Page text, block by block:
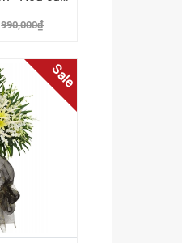
990,000₫
Sale